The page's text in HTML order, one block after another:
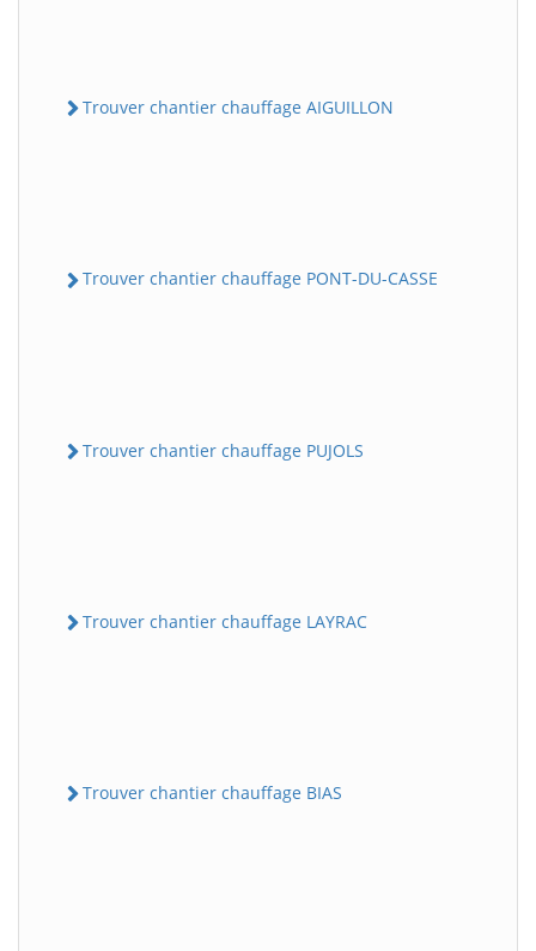
Trouver chantier chauffage AIGUILLON
Trouver chantier chauffage PONT-DU-CASSE
Trouver chantier chauffage PUJOLS
Trouver chantier chauffage LAYRAC
Trouver chantier chauffage BIAS